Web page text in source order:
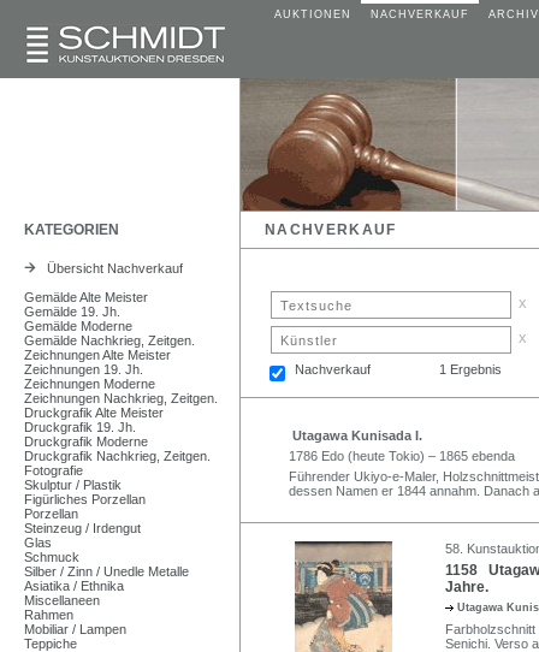
AUKTIONEN NACHVERKAUF ARCHIV
KATEGORIEN NACHVERKAUF
Übersicht Nachverkauf
Gemälde Alte Meister
Gemälde 19. Jh.
Gemälde Moderne
Gemälde Nachkrieg, Zeitgen.
Zeichnungen Alte Meister
Zeichnungen 19. Jh.
Zeichnungen Moderne
Zeichnungen Nachkrieg, Zeitgen.
Druckgrafik Alte Meister
Druckgrafik 19. Jh.
Druckgrafik Moderne
Druckgrafik Nachkrieg, Zeitgen.
Fotografie
Skulptur / Plastik
Figürliches Porzellan
Porzellan
Steinzeug / Irdengut
Glas
Schmuck
Silber / Zinn / Unedle Metalle
Asiatika / Ethnika
Miscellaneen
Rahmen
Mobiliar / Lampen
Teppiche
x
x
Nachverkauf 1 Ergebnis
Utagawa Kunisada I.
1786 Edo (heute Tokio) – 1865 ebenda
Führender Ukiyo-e-Maler,
dessen Namen er 1844 annahm. Danach
58.
1158
Jahre.
Utagawa
Farbholzschnitt
Senichi. Verso